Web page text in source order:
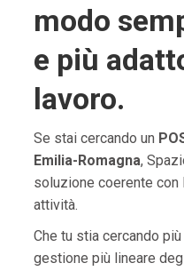
modo
e più
lavoro.
Se stai cercando un
Emilia-Romagna,
soluzione coerente
attività.
Che tu stia cercando
gestione più lineare